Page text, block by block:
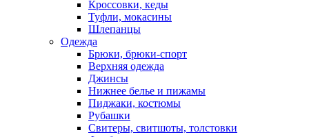
Кроссовки, кеды
Туфли, мокасины
Шлепанцы
Одежда
Брюки, брюки-спорт
Верхняя одежда
Джинсы
Нижнее белье и пижамы
Пиджаки, костюмы
Рубашки
Свитеры, свитшоты, толстовки